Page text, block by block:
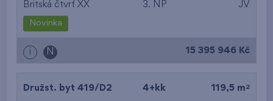
od nejmenší plochy
Britská čtvrť XX 3. NP JV
Novinka
i N 15 395 946 Kč
Družst. byt 419/D2 4+kk 119,5 m 2